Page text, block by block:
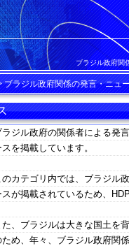
ブラジル政府関
ブラジル政府関係の発言・ニュ
ジル政府の関係者による発
を掲載しています。
カテゴリ内では、ブラジル
スが掲載されているため、
、ブラジルは大きな国土を
ため、年々、ブラジル政府関